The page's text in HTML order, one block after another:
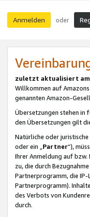
Anmelden oder
zuletzt aktualisiert am
Willkommen auf
genannten Amazon-
Übersetzungen stehen in
den Übersetzungen gilt
Natürliche oder
oder ein „Partner“),
Ihrer Anmeldung auf
zu, die durch
Partnerprogramm, die
Partnerprogramm).
des Verbots von
durch.